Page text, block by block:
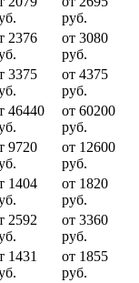
руб.
2376
от 3080
руб.
3375
от 4375
руб.
46440
от 60200
руб.
9720
от 12600
руб.
1404
от 1820
руб.
2592
от 3360
руб.
1431
от 1855
руб.